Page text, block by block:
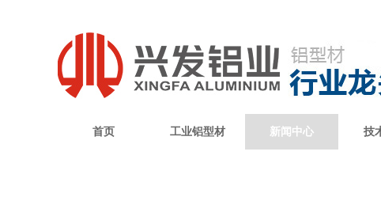
首页 工业铝型材 新闻中心 技